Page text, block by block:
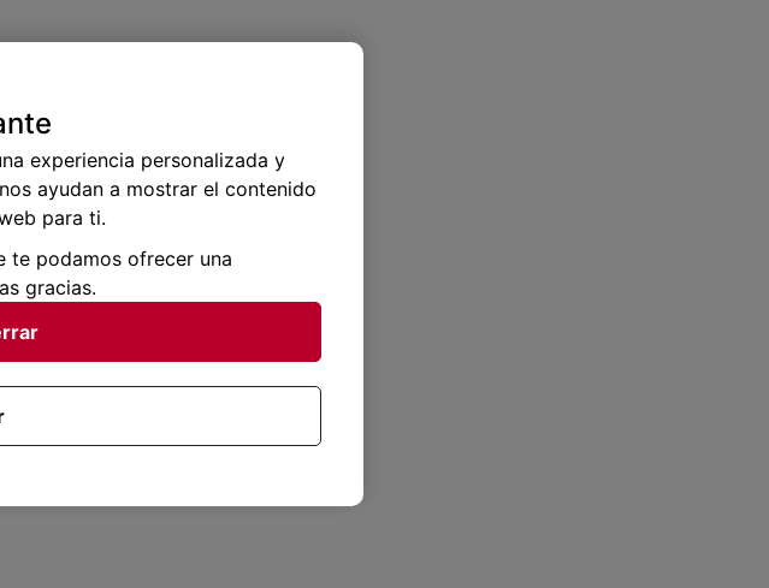
experiencia personalizada y
ayudan a mostrar el contenido
para ti.
te podamos ofrecer una
gracias.